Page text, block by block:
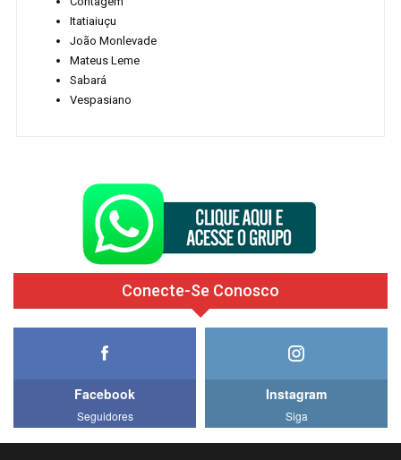
Itatiaiuçu
João Monlevade
Mateus Leme
Sabará
Vespasiano
Conecte-Se Conosco
Facebook
Seguidores
Instagram
Siga